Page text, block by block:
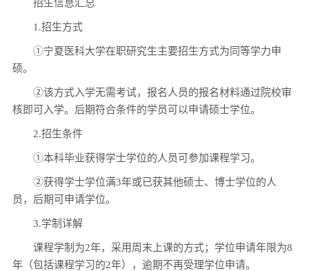
招生信息汇总
1.招生方式
①宁夏医科大学在职研究生主要招生方式为同等学力申
硕。
②该方式入学无需考试，报名人员的报名材料通过院校审
核即可入学。后期符合条件的学员可以申请硕士学位。
2.招生条件
①本科毕业获得学士学位的人员可参加课程学习。
②获得学士学位满3年或已获其他硕士、博士学位的人
员，后期可申请学位。
3.学制详解
课程学制为2年，采用周末上课的方式；学位申请年限为8
年（包括课程学习的2年），逾期不再受理学位申请。